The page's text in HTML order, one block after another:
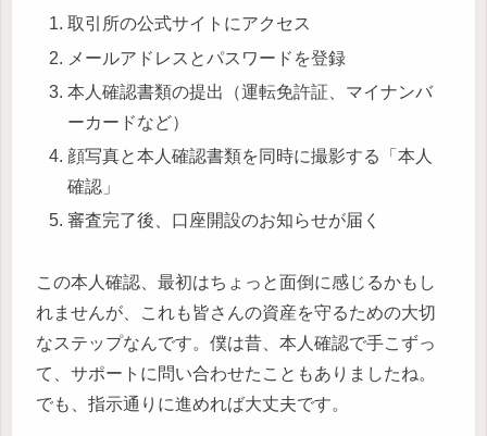
取引所の公式サイトにアクセス
メールアドレスとパスワードを登録
本人確認書類の提出（運転免許証、マイナンバ
ーカードなど）
顔写真と本人確認書類を同時に撮影する「本人
確認」
審査完了後、口座開設のお知らせが届く
この本人確認、最初はちょっと面倒に感じるかもし
れませんが、これも皆さんの資産を守るための大切
なステップなんです。僕は昔、本人確認で手こずっ
て、サポートに問い合わせたこともありましたね。
でも、指示通りに進めれば大丈夫です。